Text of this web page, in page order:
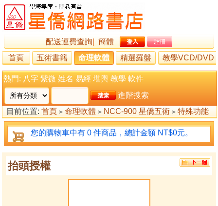
配送運費查詢
簡體
首頁
五術書籍 命理軟體 精選羅盤 教學VCD/DVD
熱門: 八字 紫微 姓名 易經 堪輿 教學 軟件
進階搜索
目前位置: 首頁 > 命理軟體 > NCC-900 星僑五術 > 特殊功能
> 命盤授權 >抬頭授權
您的購物車中有 0 件商品，總計金額 NT$0元。
抬頭授權